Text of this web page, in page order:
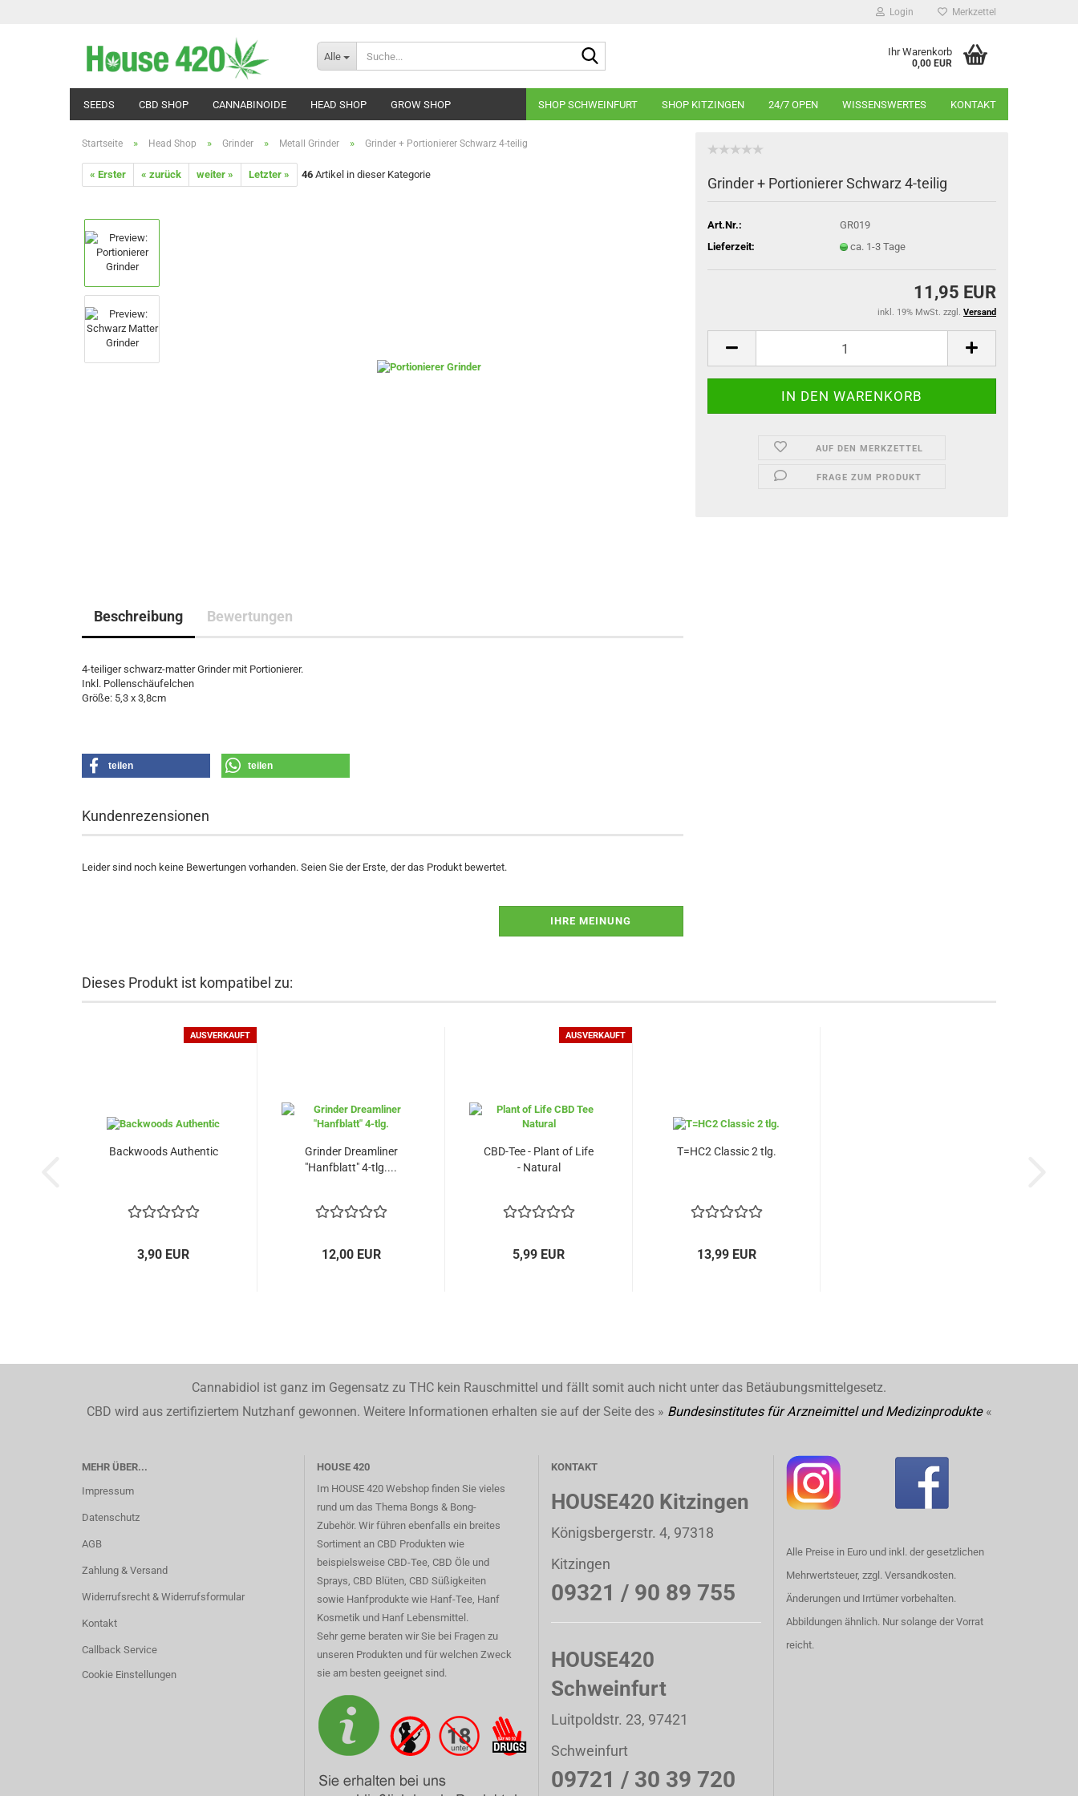
Login Merkzettel
Alle Ihr Warenkorb
0,00 EUR
SEEDS CBD SHOP CANNABINOIDE HEAD SHOP GROW SHOP SHOP SCHWEINFURT SHOP KITZINGEN 24/7 OPEN WISSENSWERTES KONTAKT
Startseite » Head Shop » Grinder » Metall Grinder » Grinder + Portionierer Schwarz 4-teilig
« Erster « zurück weiter » Letzter » 46 Artikel in dieser Kategorie
Grinder + Portionierer Schwarz 4-teilig
Art.Nr.:
GR019
Lieferzeit:
ca. 1-3 Tage
11,95 EUR
inkl. 19% MwSt. zzgl. Versand
AUF DEN MERKZETTEL
FRAGE ZUM PRODUKT
Beschreibung Bewertungen
4-teiliger schwarz-matter Grinder mit Portionierer.
Inkl. Pollenschäufelchen
Größe: 5,3 x 3,8cm
teilen teilen
Kundenrezensionen
Leider sind noch keine Bewertungen vorhanden. Seien Sie der Erste, der das Produkt bewertet.
IHRE MEINUNG
Dieses Produkt ist kompatibel zu:
AUSVERKAUFT
Backwoods Authentic
3,90 EUR
Grinder Dreamliner
"Hanfblatt" 4-tlg....
12,00 EUR
AUSVERKAUFT
CBD-Tee - Plant of Life
- Natural
5,99 EUR
T=HC2 Classic 2 tlg.
13,99 EUR
Cannabidiol ist ganz im Gegensatz zu THC kein Rauschmittel und fällt somit auch nicht unter das Betäubungsmittelgesetz.
CBD wird aus zertifiziertem Nutzhanf gewonnen. Weitere Informationen erhalten sie auf der Seite des » Bundesinstitutes für Arzneimittel und Medizinprodukte«
MEHR ÜBER...
Impressum
Datenschutz
AGB
Zahlung & Versand
Widerrufsrecht & Widerrufsformular
Kontakt
Callback Service
Cookie Einstellungen
HOUSE 420
Im HOUSE 420 Webshop finden Sie vieles
rund um das Thema Bongs & Bong-
Zubehör. Wir führen ebenfalls ein breites
Sortiment an CBD Produkten wie
beispielsweise CBD-Tee, CBD Öle und
Sprays, CBD Blüten, CBD Süßigkeiten
sowie Hanfprodukte wie Hanf-Tee, Hanf
Kosmetik und Hanf Lebensmittel.
Sehr gerne beraten wir Sie bei Fragen zu
unseren Produkten und für welchen Zweck
sie am besten geeignet sind.
KONTAKT
HOUSE420 Kitzingen
Königsbergerstr. 4, 97318
Kitzingen
09321 / 90 89 755
HOUSE420
Schweinfurt
Luitpoldstr. 23, 97421
Schweinfurt
09721 / 30 39 720
Alle Preise in Euro und inkl. der gesetzlichen
Mehrwertsteuer, zzgl. Versandkosten.
Änderungen und Irrtümer vorbehalten.
Abbildungen ähnlich. Nur solange der Vorrat
reicht.